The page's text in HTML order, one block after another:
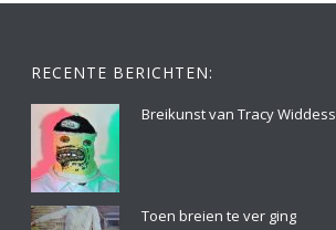
RECENTE BERICHTEN:
Breikunst van Tracy Widdess
Toen breien te ver ging